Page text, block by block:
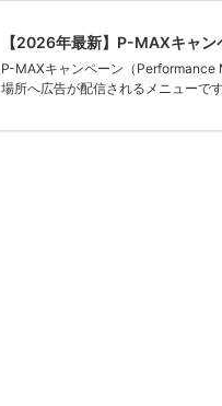
【2026年最新】P-MAXキャ
P-MAXキャンペーン（Performance
場所へ広告が配信されるメニュー